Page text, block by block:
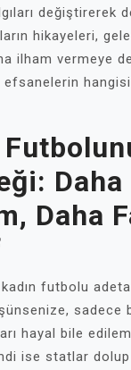
değiştirerek
hikayeleri,
ilham vermeye
efsanelerin
Daha
Daha
futbolu adeta
sadece
hayal bile
ise statlar dolup